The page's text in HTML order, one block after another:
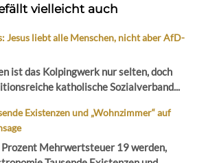
vielleicht auch
Jesus liebt alle Menschen, nicht aber AfD-
ist das Kolpingwerk nur selten, doch
katholische Sozialverband...
Existenzen und „Wohnzimmer“ auf
Prozent Mehrwertsteuer 19 werden,